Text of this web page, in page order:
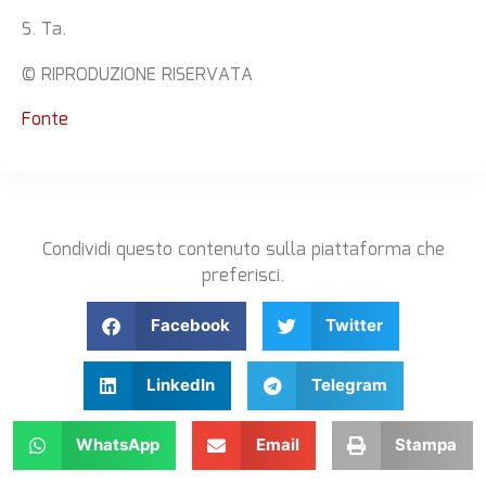
S. Ta.
© RIPRODUZIONE RISERVATA
Fonte
Condividi questo contenuto sulla piattaforma che
preferisci.
Facebook Twitter
LinkedIn Telegram
WhatsApp Email Stampa